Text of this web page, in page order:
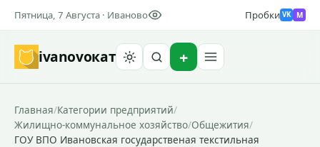
Пятница, 7 Августа · Иваново Пробки VK M
ivanovoкат
Главная/Категории предприятий/
Жилищно-коммунальное хозяйство/Общежития/
ГОУ ВПО Ивановская государственая текстильная